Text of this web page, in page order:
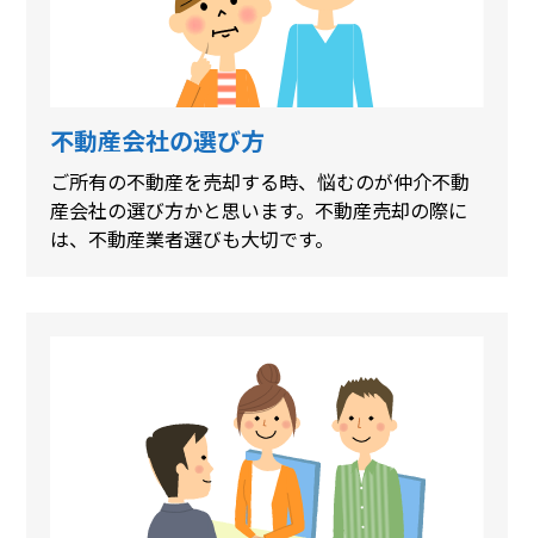
不動産会社の選び方
ご所有の不動産を売却する時、悩むのが仲介不動
産会社の選び方かと思います。不動産売却の際に
は、不動産業者選びも大切です。